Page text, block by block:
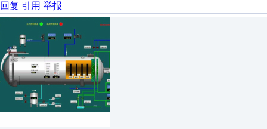
回复 引用 举报